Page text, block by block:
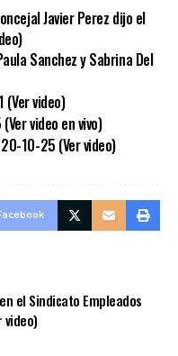
Javier Perez dijo el
Sanchez y Sabrina Del
(Ver video)
video en vivo)
10-25 (Ver video)
el Sindicato Empleados
video)